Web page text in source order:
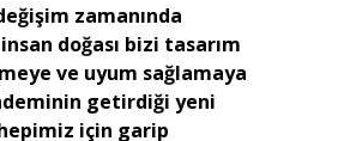
zamanında
doğası bizi tasarım
ve uyum sağlamaya
getirdiği yeni
için garip